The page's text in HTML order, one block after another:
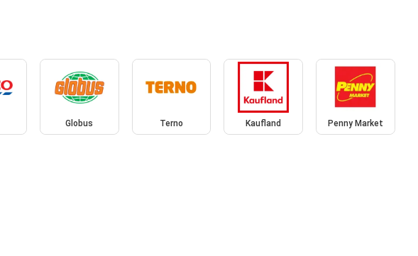
Globus Terno Kaufland Penny Market